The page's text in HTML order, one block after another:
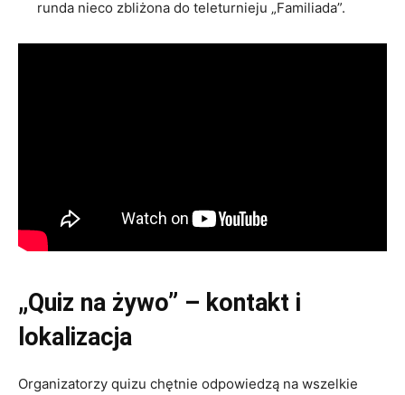
runda nieco zbliżona do teleturnieju „Familiada”.
„Quiz na żywo” – kontakt i
lokalizacja
Organizatorzy quizu chętnie odpowiedzą na wszelkie